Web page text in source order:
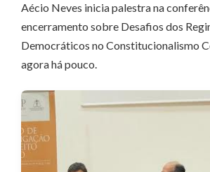
Aécio Neves inicia palestra na
encerramento sobre Desafios dos
Democráticos no Constitucionalismo
agora há pouco.